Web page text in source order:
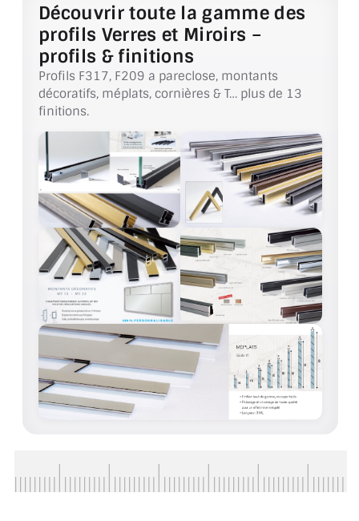
CONNECTEURS ET ASSEMBLAGE DE VERRES
PLATS ET CORNIÈRES
LES CHARNIÈRES DE PORTE EN VERRE
BOUTONS ET POIGNÉES
BARRES DE STABILISATION
JOINTS D'ÉTANCHÉITÉS
FIXATION GARDES CORPS
SYSTÈMES PIVOTANTS
SYSTÈMES COULISSANTS
LE CATALOGUE ACCESSOIRES
(STROMBINOSCOPE)
ACCESSOIRES EN PROMOTIONS
Découvrir toute la gamme des
profils Verres et Miroirs –
profils & finitions
Profils F317, F209 a pareclose, montants
décoratifs, méplats, cornières & T… plus de 13
finitions.